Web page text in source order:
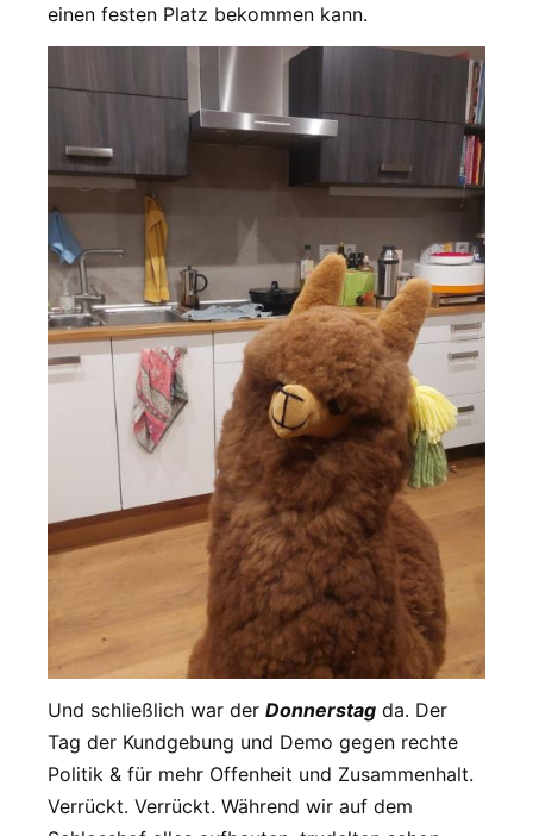
einen festen Platz bekommen kann.
Und schließlich war der Donnerstag da. Der
Tag der Kundgebung und Demo gegen rechte
Politik & für mehr Offenheit und Zusammenhalt.
Verrückt. Verrückt. Während wir auf dem